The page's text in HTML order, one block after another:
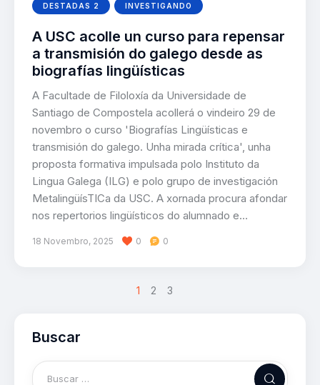
DESTADAS 2 INVESTIGANDO
A USC acolle un curso para repensar
a transmisión do galego desde as
biografías lingüísticas
A Facultade de Filoloxía da Universidade de
Santiago de Compostela acollerá o vindeiro 29 de
novembro o curso 'Biografías Lingüísticas e
transmisión do galego. Unha mirada crítica', unha
proposta formativa impulsada polo Instituto da
Lingua Galega (ILG) e polo grupo de investigación
MetalingüísTICa da USC. A xornada procura afondar
nos repertorios lingüísticos do alumnado e…
18 Novembro, 2025 0 0
1 2 3
Buscar